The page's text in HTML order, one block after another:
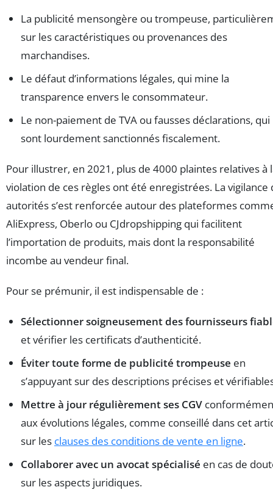
La publicité mensongère ou trompeuse,
sur les caractéristiques ou provenances des
marchandises.
Le défaut d’informations légales, qui mine la
transparence envers le consommateur.
Le non-paiement de TVA ou fausses déclarations, qui
sont lourdement sanctionnés fiscalement.
Pour illustrer, en 2021, plus de 4000 plaintes relatives à
violation de ces règles ont été enregistrées. La vigilance
autorités s’est renforcée autour des plateformes
AliExpress, Oberlo ou CJdropshipping qui facilitent
l’importation de produits, mais dont la responsabilité
incombe au vendeur final.
Pour se prémunir, il est indispensable de :
Sélectionner soigneusement des fournisseurs
et vérifier les certificats d’authenticité.
Éviter toute forme de publicité trompeuse en
s’appuyant sur des descriptions précises et
Mettre à jour régulièrement ses CGV
aux évolutions légales, comme conseillé dans cet
sur les clauses des conditions de vente en ligne.
Collaborer avec un avocat spécialisé en cas de
sur les aspects juridiques.